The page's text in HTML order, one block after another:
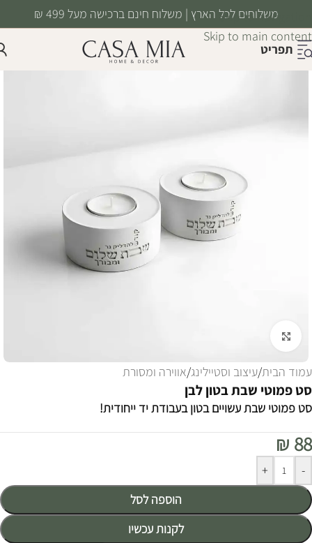
Skip to navigation
Skip to main content
משלוחים לכל הארץ | משלוח חינם ברכישה מעל 499 ₪
תפריט
עמוד הבית/עיצוב וסטיילינג/אווירה ומסורת
סט פמוטי שבת בטון לבן
סט פמוטי שבת עשויים בטון בעבודת יד ייחודית!
₪ 88
-
+
הוספה לסל
לקנות עכשיו
Alternative: